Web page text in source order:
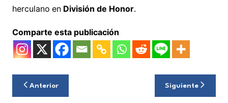
herculano enDivisión de Honor.
Comparte esta publicación
Navegación
de
Anterior Siguiente